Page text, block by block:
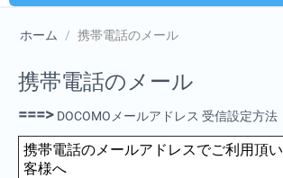
ホーム / 携帯電話のメール
携帯電話のメール
===> DOCOMOメールアドレス 受信設定方法
携帯電話のメールアドレスでご利用頂
客様へ